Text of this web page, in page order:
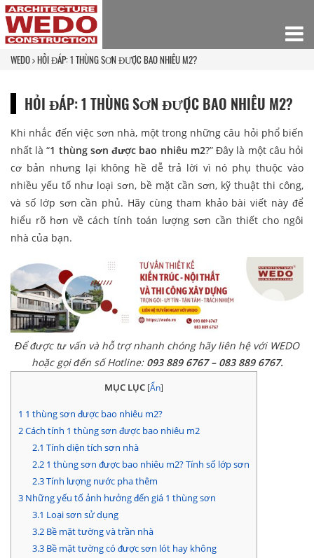
WEDO HỎI ĐÁP: 1 THÙNG SƠN ĐƯỢC BAO NHIÊU M2?
HỎI ĐÁP: 1 THÙNG SƠN ĐƯỢC BAO NHIÊU M2?
Khi nhắc đến việc sơn nhà, một trong những câu hỏi phổ biến
nhất là “1 thùng sơn được bao nhiêu m2?” Đây là một câu hỏi
cơ bản nhưng lại không hề dễ trả lời vì nó phụ thuộc vào
nhiều yếu tố như loại sơn, bề mặt cần sơn, kỹ thuật thi công,
và số lớp sơn cần phủ. Hãy cùng tham khảo bài viết này để
hiểu rõ hơn về cách tính toán lượng sơn cần thiết cho ngôi
nhà của bạn.
Để được tư vấn và hỗ trợ nhanh chóng hãy liên hệ với WEDO
hoặc gọi đến số Hotline: 093 889 6767 – 083 889 6767.
MỤC LỤC [Ẩn]
1 1 thùng sơn được bao nhiêu m2?
2Cách tính 1 thùng sơn được bao nhiêu m2
2.1 Tính diện tích sơn nhà
2.21 thùng sơn được bao nhiêu m2? Tính số lớp sơn
2.3Tính lượng nước pha thêm
3 Những yếu tố ảnh hưởng đến giá 1 thùng sơn
3.1 Loại sơn sử dụng
3.2Bề mặt tường và trần nhà
3.3Bề mặt tường có được sơn lót hay không